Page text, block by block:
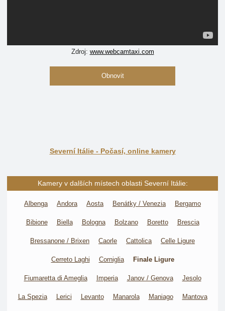
Zdroj: www.webcamtaxi.com
Obnovit
Severní Itálie - Počasí, online kamery
Kamery v dalších místech oblasti Severní Itálie:
Albenga Andora Aosta Benátky / Venezia Bergamo
Bibione Biella Bologna Bolzano Boretto Brescia
Bressanone / Brixen Caorle Cattolica Celle Ligure
Cerreto Laghi Corniglia Finale Ligure
Fiumaretta di Ameglia Imperia Janov / Genova Jesolo
La Spezia Lerici Levanto Manarola Maniago Mantova